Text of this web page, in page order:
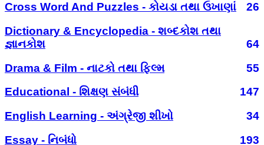
Cross Word And Puzzles - કોયડા તથા ઉખાણાં
26
Dictionary & Encyclopedia - શબ્દકોશ તથા
જ્ઞાનકોશ
64
Drama & Film - નાટકો તથા ફિલ્મ
55
Educational - શિક્ષણ સંબંધી
147
English Learning - અંગ્રેજી શીખો
34
Essay - નિબંધો
193